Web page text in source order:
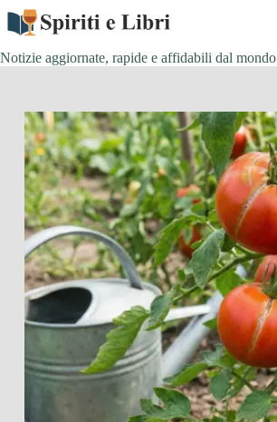
Salta
contenuto
Notizie aggiornate, rapide e affidabili dal mondo